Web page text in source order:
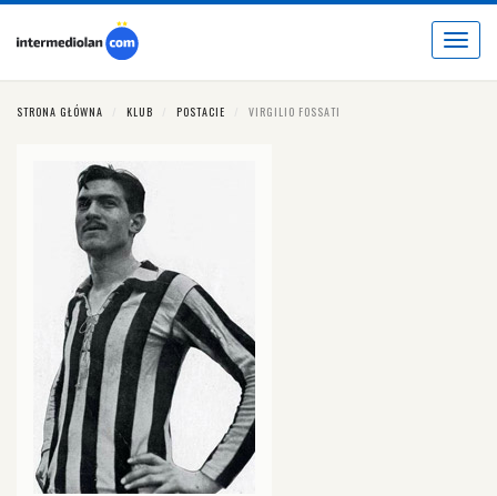
Toggle
STRONA GŁÓWNA KLUB POSTACIE VIRGILIO FOSSATI